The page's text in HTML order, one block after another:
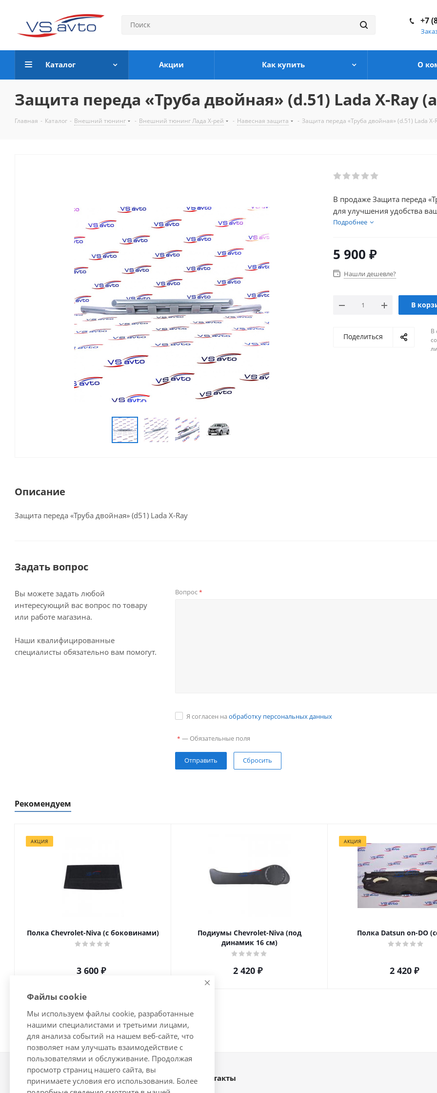
+7
Каталог Акции Как купить О
Защита переда «Труба двойная» (d.51) Lada X-Ray
Главная - Каталог - Внешний тюнинг - Внешний тюнинг Лада Х-рей - Навесная защита - Защита переда «Труба двойная» (d.51) Lada X-
В продаже Защита переда
для улучшения удобства
Подробнее
5 900 ₽
Нашли дешевле?
В
Поделиться
В
Описание
Защита переда «Труба двойная» (d51) Lada X-Ray
Задать вопрос
Вы можете задать любой
интересующий вас вопрос по товару
или работе магазина.
Наши квалифицированные
специалисты обязательно вам помогут.
Вопрос*
Я согласен на обработку персональных данных
* — Обязательные поля
Сбросить
Рекомендуем
АКЦИЯ
Полка Chevrolet-Niva (с боковинами)
3 600 ₽
Подиумы Chevrolet-Niva (под
динамик 16 см)
2 420 ₽
АКЦИЯ
Полка Datsun on-DO
2 420 ₽
2026 © Интернет-магазин
автозапчастей - www.vsavto.com.
Наши контакты
Файлы cookie
Мы используем файлы cookie, разработанные
нашими специалистами и третьими лицами,
для анализа событий на нашем веб-сайте, что
позволяет нам улучшать взаимодействие с
пользователями и обслуживание. Продолжая
просмотр страниц нашего сайта, вы
принимаете условия его использования. Более